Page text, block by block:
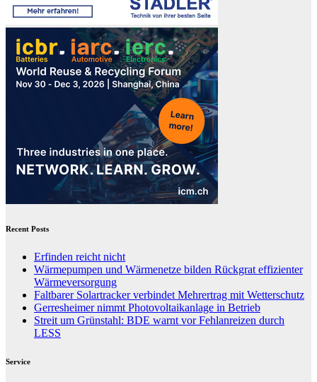
Recent Posts
Erfinden reicht nicht
Wärmepumpen und Wärmenetze bilden Rückgrat effizienter
Wärmeversorgung
Faltbarer Solartracker verbindet Mehrertrag mit Wetterschutz
Gerresheimer nimmt Photovoltaikanlage in Betrieb
Streit um Grünstahl: BDE warnt vor Fehlanreizen durch
LESS
Service